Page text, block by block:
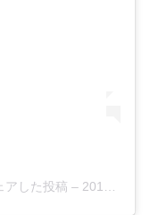
アした投稿 – 2019年 2月月21日午後11時31分PST